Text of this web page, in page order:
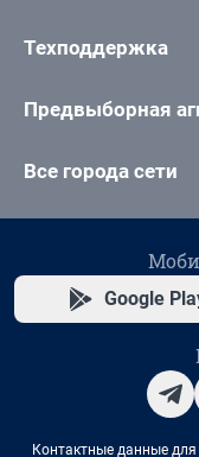
Техподдержка
Предвыборная
Все города сети
Google
Контактные данные